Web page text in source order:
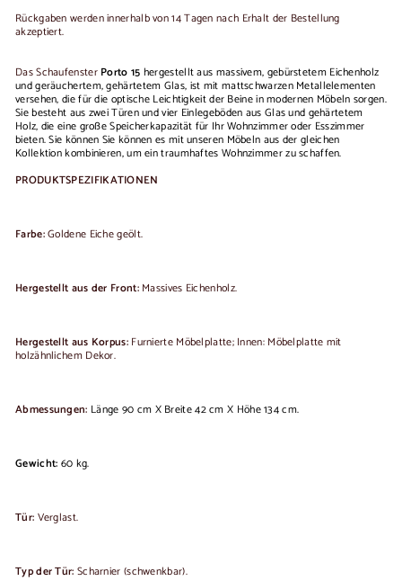
Rückgaben werden innerhalb von 14 Tagen nach Erhalt der Bestellung
akzeptiert.
Das Schaufenster Porto 15 hergestelltaus massivem, gebürstetem Eichenholz
und geräuchertem, gehärtetem Glas, ist mit mattschwarzen Metallelementen
versehen, die für die optische Leichtigkeit der Beine in modernen Möbeln sorgen.
Sie besteht aus zwei Türen und vier Einlegeböden aus Glas und gehärtetem
Holz, die eine große Speicherkapazität für Ihr Wohnzimmer oder Esszimmer
bieten. Sie können Sie können es mit unseren Möbeln aus der gleichen
Kollektion kombinieren, um ein traumhaftes Wohnzimmer zu schaffen.
PRODUKTSPEZIFIKATIONEN
Farbe:Goldene Eiche geölt.
Hergestellt aus der Front:Massives Eichenholz.
Hergestellt aus Korpus:Furnierte Möbelplatte; Innen: Möbelplatte mit
holzähnlichem Dekor.
Abmessungen: Länge 90 cm X Breite 42 cm X Höhe 134 cm.
Gewicht: 60 kg.
Tür: Verglast.
Typ der Tür: Scharnier (schwenkbar).